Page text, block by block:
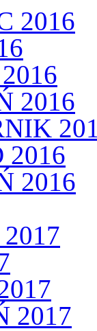
2016
2016
2016
2016
2017